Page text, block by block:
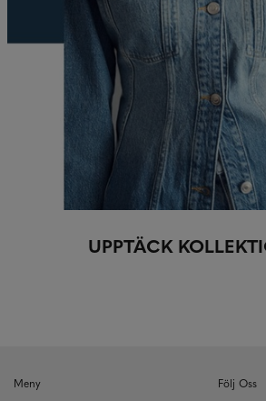
UPPTÄCK
Meny Följ Oss